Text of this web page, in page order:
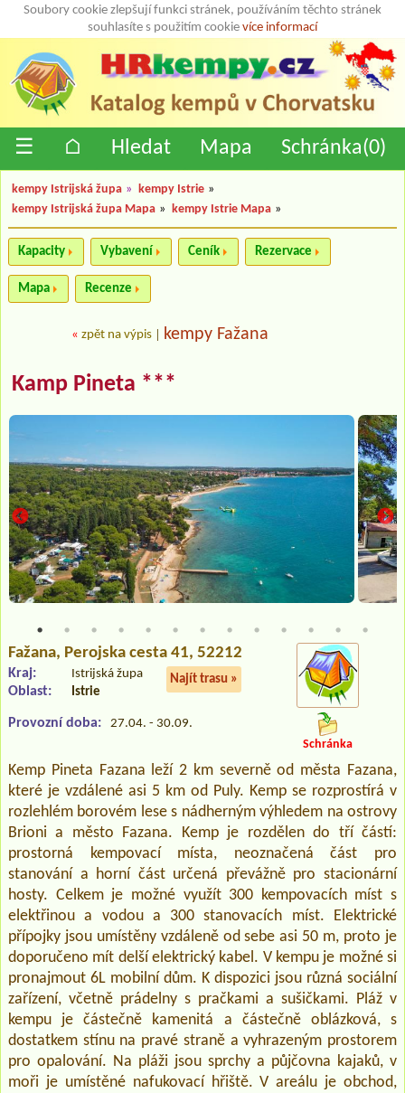
Soubory cookie zlepšují funkci stránek, používáním těchto stránek
souhlasíte s použitím cookie více informací
☰ ⌂ Hledat Mapa Schránka(0)
kempy Istrijská župa » kempy Istrie »
kempy Istrijská župa Mapa » kempy Istrie Mapa »
Kapacity Vybavení Ceník Rezervace
Mapa Recenze
« zpět na výpis kempy Fažana
Kamp Pineta ***
Fažana, Perojska cesta 41, 52212
Najít trasu »
Kraj: Istrijská župa
Oblast: Istrie
Provozní doba:
27.04. - 30.09.
Schránka
Kemp Pineta Fazana leží 2 km severně od města Fazana,
které je vzdálené asi 5 km od Puly. Kemp se rozprostírá v
rozlehlém borovém lese s nádherným výhledem na ostrovy
Brioni a město Fazana. Kemp je rozdělen do tří částí:
prostorná kempovací místa, neoznačená část pro
stanování a horní část určená převážně pro stacionární
hosty. Celkem je možné využít 300 kempovacích míst s
elektřinou a vodou a 300 stanovacích míst. Elektrické
přípojky jsou umístěny vzdáleně od sebe asi 50 m, proto je
doporučeno mít delší elektrický kabel. V kempu je možné si
pronajmout 6L mobilní dům. K dispozici jsou různá sociální
zařízení, včetně prádelny s pračkami a sušičkami. Pláž v
kempu je částečně kamenitá a částečně oblázková, s
dostatkem stínu na pravé straně a vyhrazeným prostorem
pro opalování. Na pláži jsou sprchy a půjčovna kajaků, v
moři je umístěné nafukovací hřiště. V areálu je obchod,